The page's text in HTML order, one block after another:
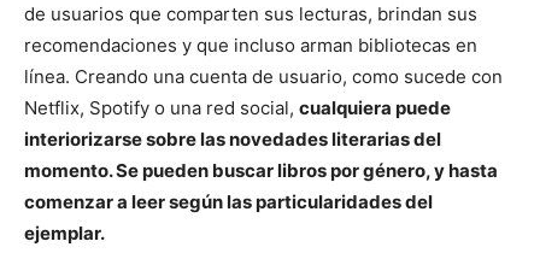
de usuarios que comparten sus lecturas, brindan sus
recomendaciones y que incluso arman bibliotecas en
línea. Creando una cuenta de usuario, como sucede con
Netflix, Spotify o una red social, cualquiera puede
interiorizarse sobre las novedades literarias del
momento. Se pueden buscar libros por género, y hasta
comenzar a leer según las particularidades del
ejemplar.